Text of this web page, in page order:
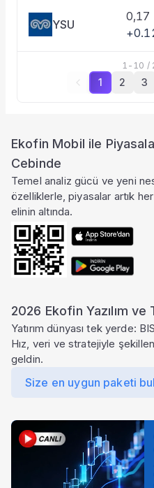
YSU
0,17
1 - 10 /
1 2 3
Ekofin Mobil ile
Cebinde
Temel analiz gücü ve yeni
özelliklerle, piyasalar artık
elinin altında.
2026 Ekofin Yazılım
Yatırım dünyası tek yerde:
Hız, veri ve stratejiyle
geldin.
Size en uygun paketi